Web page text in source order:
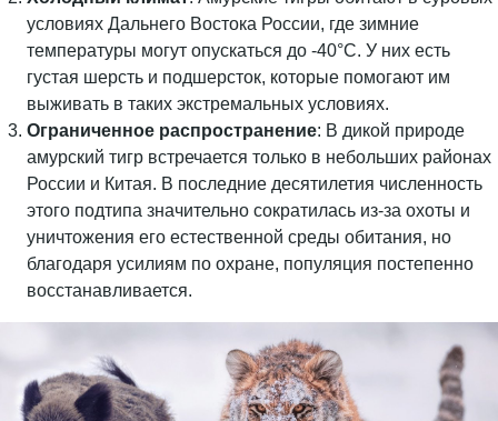
условиях Дальнего Востока России, где зимние
температуры могут опускаться до -40°C. У них есть
густая шерсть и подшерсток, которые помогают им
выживать в таких экстремальных условиях.
Ограниченное распространение: В дикой природе
амурский тигр встречается только в небольших районах
России и Китая. В последние десятилетия численность
этого подтипа значительно сократилась из-за охоты и
уничтожения его естественной среды обитания, но
благодаря усилиям по охране, популяция постепенно
восстанавливается.